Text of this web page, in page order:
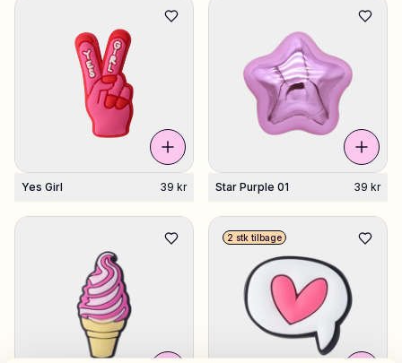
Yes Girl 39 kr Star Purple 01 39 kr
2 stk tilbage